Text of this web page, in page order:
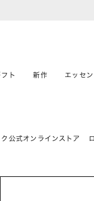
フト 新作 エッセ
ク公式オンラインストア